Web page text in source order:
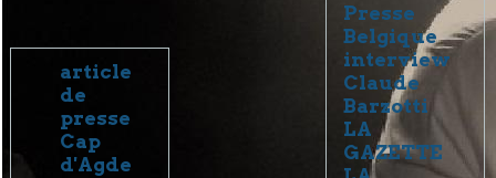
article
de
presse
Cap
d'Agde
Presse
Belgique
interview
Claude
Barzotti
LA
GAZETTE